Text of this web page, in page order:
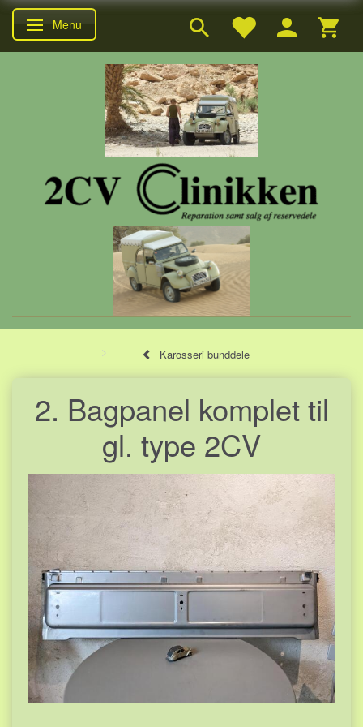
Skifte navigation
Menu
Karosseri bunddele
2. Bagpanel komplet til
gl. type 2CV